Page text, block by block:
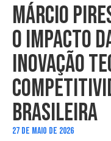
MÁRCIO
O IMPACTO
INOVAÇÃO
BRASILEIRA
27 DE MAIO DE 2026